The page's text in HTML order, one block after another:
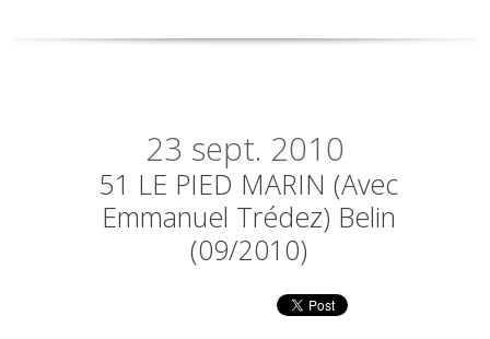
23 sept. 2010
51 LE PIED MARIN (avec
Emmanuel Trédez) Belin
(09/2010)